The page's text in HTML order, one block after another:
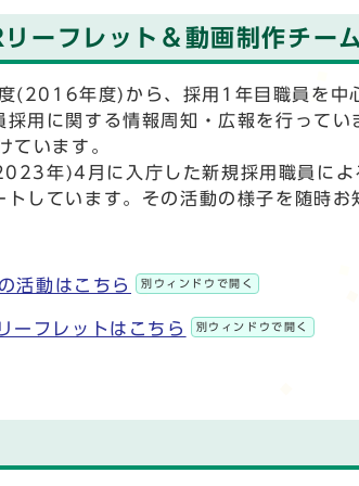
ーフレット＆動画制作チー
年度)から、採用1年目職員を中
採用に関する情報周知・広報を行って
ています。
年)4月に入庁した新規採用職員によ
しています。その活動の様子を随時お
活動はこちら 別ウィンドウで開く
ーフレットはこちら 別ウィンドウで開く